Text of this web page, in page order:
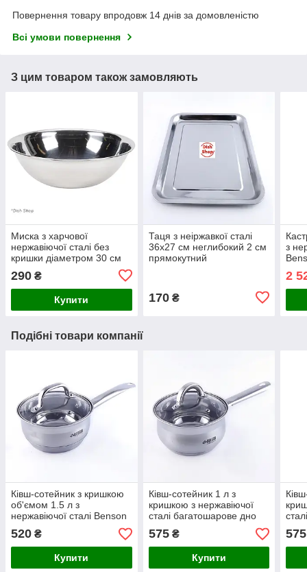
Повернення товару впродовж 14 днів за домовленістю
Всі умови повернення
З цим товаром також замовляють
Миска з харчової
нержавіючої сталі без
кришки діаметром 30 см
290 ₴
Купити
Таця з неіржавкої сталі
36х27 см неглибокий 2 см
прямокутний
170₴
з
2
Подібні товари компанії
Ківш-сотейник з кришкою
об'ємом 1.5 л з
нержавіючої сталі Benson
520 ₴
Купити
Ківш-сотейник 1 л з
кришкою з нержавіючої
сталі багатошарове дно
Benson
575₴
Купити
575